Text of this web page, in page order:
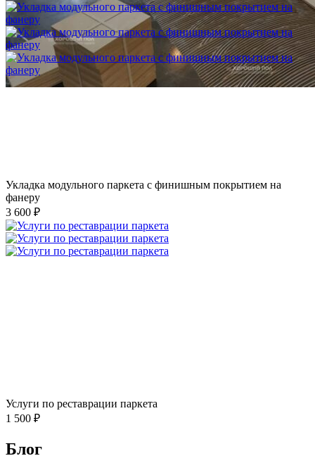
Укладка модульного паркета с финишным покрытием на
фанеру
3 600 ₽
Услуги по реставрации паркета
1 500 ₽
Блог